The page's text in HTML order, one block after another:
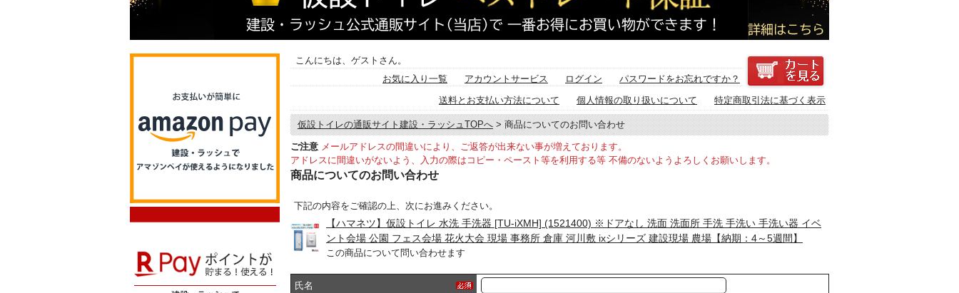
こんにちは、ゲストさん。
お気に入り一覧
アカウントサービス ログイン
パスワードをお忘れですか？
送料とお支払い方法について
個人情報の取り扱いについて 特定商取引法に基づく表示
仮設トイレの通販サイト建設・ラッシュTOPへ> 商品についてのお問い合わせ
ご注意 メールアドレスの間違いにより、ご返答が出来ない事が増えております。
アドレスに間違いがないよう、入力の際はコピー・ペースト等を利用する等 不備のないようよろしくお願いします。
商品についてのお問い合わせ
下記の内容をご確認の上、次にお進みください。
【ハマネツ】仮設トイレ 水洗 手洗器 [TU-iXMH] (1521400) ※ドアなし 洗面 洗面所 手洗 手洗い 手洗い器 イベ
ント会場 公園 フェス会場 花火大会 現場 事務所 倉庫 河川敷 ixシリーズ 建設現場 農場【納期：4～5週間】
この商品について問い合わせます
氏名